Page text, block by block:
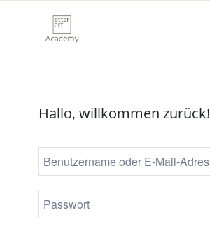
Hallo, willkommen zurück!